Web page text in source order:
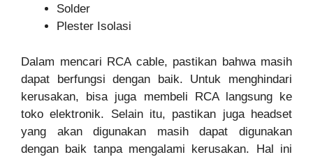
Solder
Plester Isolasi
Dalam mencari RCA cable, pastikan bahwa masih
dapat berfungsi dengan baik. Untuk menghindari
kerusakan, bisa juga membeli RCA langsung ke
toko elektronik. Selain itu, pastikan juga headset
yang akan digunakan masih dapat digunakan
dengan baik tanpa mengalami kerusakan. Hal ini